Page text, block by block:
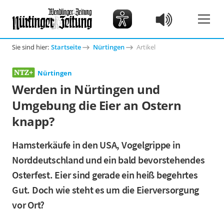
Sie sind hier: Startseite Nürtingen Artikel
Nürtingen
Werden in Nürtingen und
Umgebung die Eier an Ostern
knapp?
Hamsterkäufe in den USA, Vogelgrippe in
Norddeutschland und ein bald bevorstehendes
Osterfest. Eier sind gerade ein heiß begehrtes
Gut. Doch wie steht es um die Eierversorgung
vor Ort?